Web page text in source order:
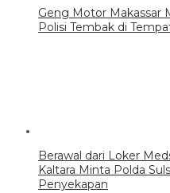
Geng Motor Makassar
Polisi Tembak di
Berawal dari Loker
Kaltara Minta Polda
Penyekapan